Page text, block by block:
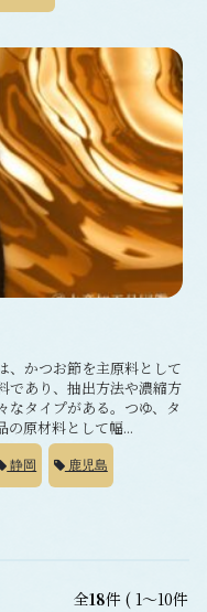
かつお節を主原料として
であり、抽出方法や濃縮方
なタイプがある。つゆ、タ
の原材料として幅...
静岡 鹿児島
全18件 ( 1～10件